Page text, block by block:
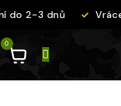
do 2-3 dnů